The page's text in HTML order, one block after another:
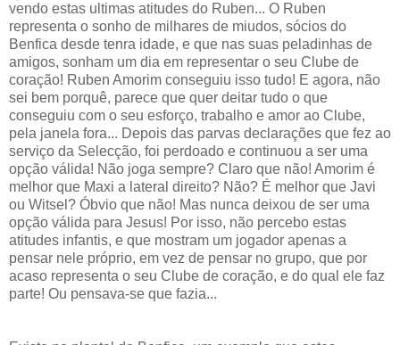
vendo estas ultimas atitudes do Ruben... O Ruben
representa o sonho de milhares de miudos, sócios do
Benfica desde tenra idade, e que nas suas peladinhas de
amigos, sonham um dia em representar o seu Clube de
coração! Ruben Amorim conseguiu isso tudo! E agora, não
sei bem porquê, parece que quer deitar tudo o que
conseguiu com o seu esforço, trabalho e amor ao Clube,
pela janela fora... Depois das parvas declarações que fez ao
serviço da Selecção, foi perdoado e continuou a ser uma
opção válida! Não joga sempre? Claro que não! Amorim é
melhor que Maxi a lateral direito? Não? É melhor que Javi
ou Witsel? Óbvio que não! Mas nunca deixou de ser uma
opção válida para Jesus! Por isso, não percebo estas
atitudes infantis, e que mostram um jogador apenas a
pensar nele próprio, em vez de pensar no grupo, que por
acaso representa o seu Clube de coração, e do qual ele faz
parte! Ou pensava-se que fazia...